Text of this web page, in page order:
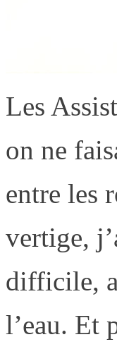
Les
on ne
entre les
vertige,
difficile,
l’eau. Et